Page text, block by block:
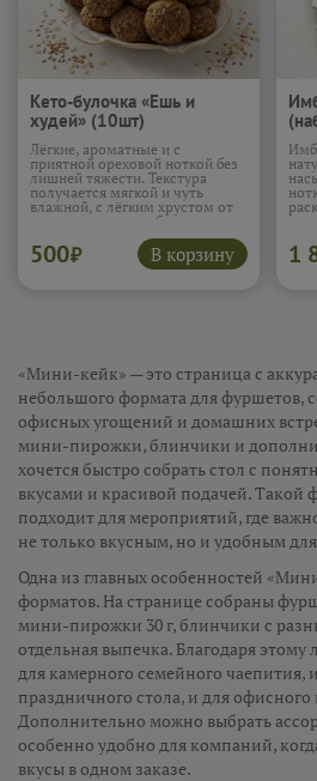
Кето-булочка «Ешь и
худей» (10шт)
Лёгкие, ароматные и с
приятной ореховой ноткой без
лишней тяжести. Текстура
получается мягкой и чуть
влажной, с лёгким хрустом от
семян, которые добавляют
насыщенность и интерес.
Миндальная мука даёт нежный
вкус, а псиллиум делает
500₽ В корзину 1
«Мини-кейк» — это страница с
небольшого формата для фуршетов,
офисных угощений и домашних
мини-пирожки, блинчики и
хочется быстро собрать стол с
вкусами и красивой подачей. Такой
подходит для мероприятий, где
не только вкусным, но и удобным для
Одна из главных особенностей
форматов. На странице собраны
мини-пирожки 30 г, блинчики с
отдельная выпечка. Благодаря этому
для камерного семейного чаепития,
праздничного стола, и для
Дополнительно можно выбрать
особенно удобно для компаний,
вкусы в одном заказе.